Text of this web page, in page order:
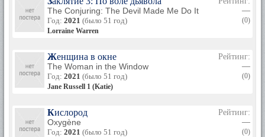
The Conjuring: The Devil Made Me Do It
Год: 2021 (было 51 год)
Lorraine Warren
—
(0)
Женщина в окне
The Woman in the Window
Год: 2021 (было 51 год)
Jane Russell 1 (Katie)
Рейтинг:
—
(0)
Кислород
Oxygène
Год: 2021 (было 51 год)
Рейтинг:
—
(0)